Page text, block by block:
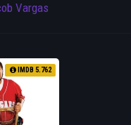
Vargas
IMDB 5.762